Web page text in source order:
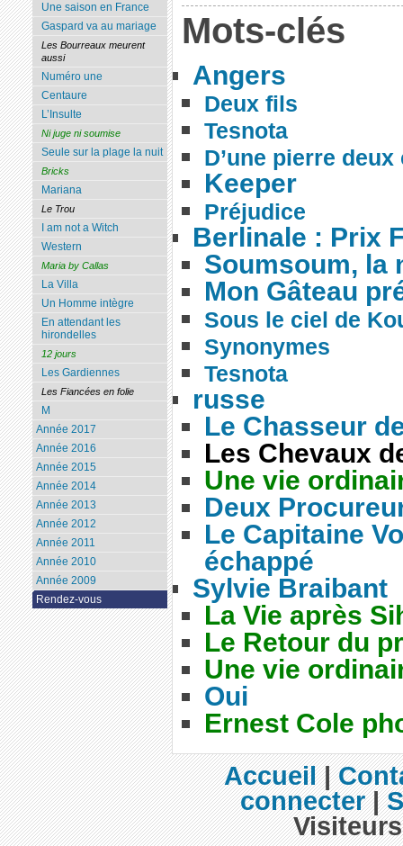
Mots-clés
Angers
Deux fils
Tesnota
D’une pierre deux
Keeper
Préjudice
Berlinale : Prix
Soumsoum, la
Mon Gâteau
Sous le ciel de
Synonymes
Tesnota
russe
Le Chasseur
Les Chevaux
Une vie
Deux
Le Capitaine
échappé
Sylvie Braibant
La Vie après
Le Retour du
Une vie
Oui
Ernest Cole
Une saison en France
Gaspard va au mariage
Les Bourreaux meurent
aussi
Numéro une
Centaure
L’Insulte
Ni juge ni soumise
Seule sur la plage la nuit
Bricks
Mariana
Le Trou
I am not a Witch
Western
Maria by Callas
La Villa
Un Homme intègre
En attendant les
hirondelles
12 jours
Les Gardiennes
Les Fiancées en folie
M
Année 2017
Année 2016
Année 2015
Année 2014
Année 2013
Année 2012
Année 2011
Année 2010
Année 2009
Rendez-vous
Accueil|
connecter|